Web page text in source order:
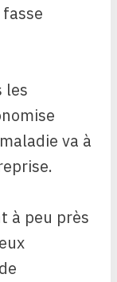
les
va à
à peu près